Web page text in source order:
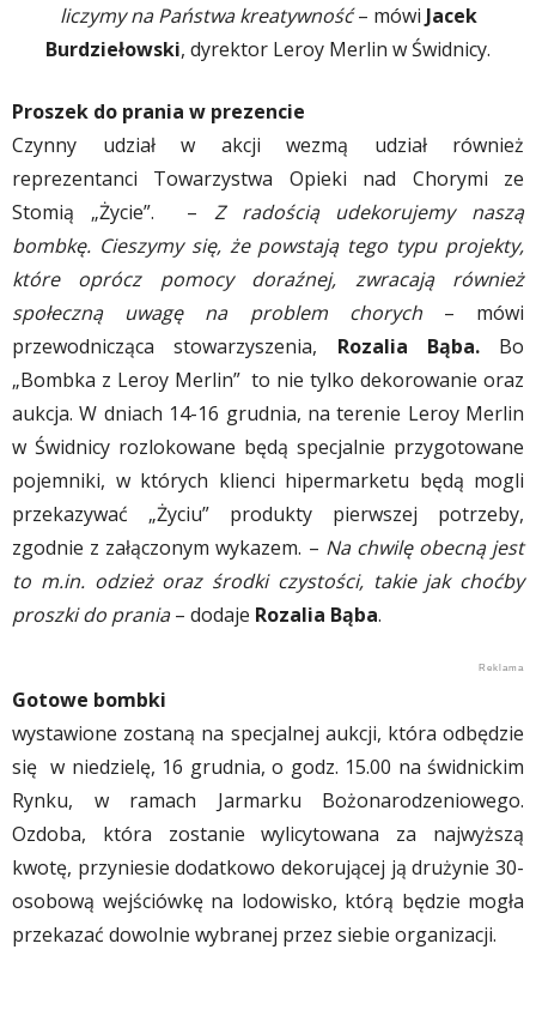
liczymy na Państwa kreatywność– mówi Jacek
Burdziełowski, dyrektor Leroy Merlin w Świdnicy.
Proszek do prania w prezencie
Czynny udział w akcji wezmą udział również
reprezentanci Towarzystwa Opieki nad Chorymi ze
Stomią „Życie”. – Z radością udekorujemy naszą
bombkę. Cieszymy się, że powstają tego typu projekty,
które oprócz pomocy doraźnej, zwracają również
społeczną uwagę na problem chorych– mówi
przewodnicząca stowarzyszenia, Rozalia Bąba. Bo
„Bombka z Leroy Merlin” to nie tylko dekorowanie oraz
aukcja. W dniach 14-16 grudnia, na terenie Leroy Merlin
w Świdnicy rozlokowane będą specjalnie przygotowane
pojemniki, w których klienci hipermarketu będą mogli
przekazywać „Życiu” produkty pierwszej potrzeby,
zgodnie z załączonym wykazem. – Na chwilę obecną jest
to m.in. odzież oraz środki czystości, takie jak choćby
proszki do prania– dodaje Rozalia Bąba.
Gotowe bombki
wystawione zostaną na specjalnej aukcji, która odbędzie
się w niedzielę, 16 grudnia, o godz. 15.00 na świdnickim
Rynku, w ramach Jarmarku Bożonarodzeniowego.
Ozdoba, która zostanie wylicytowana za najwyższą
kwotę, przyniesie dodatkowo dekorującej ją drużynie 30-
osobową wejściówkę na lodowisko, którą będzie mogła
przekazać dowolnie wybranej przez siebie organizacji.